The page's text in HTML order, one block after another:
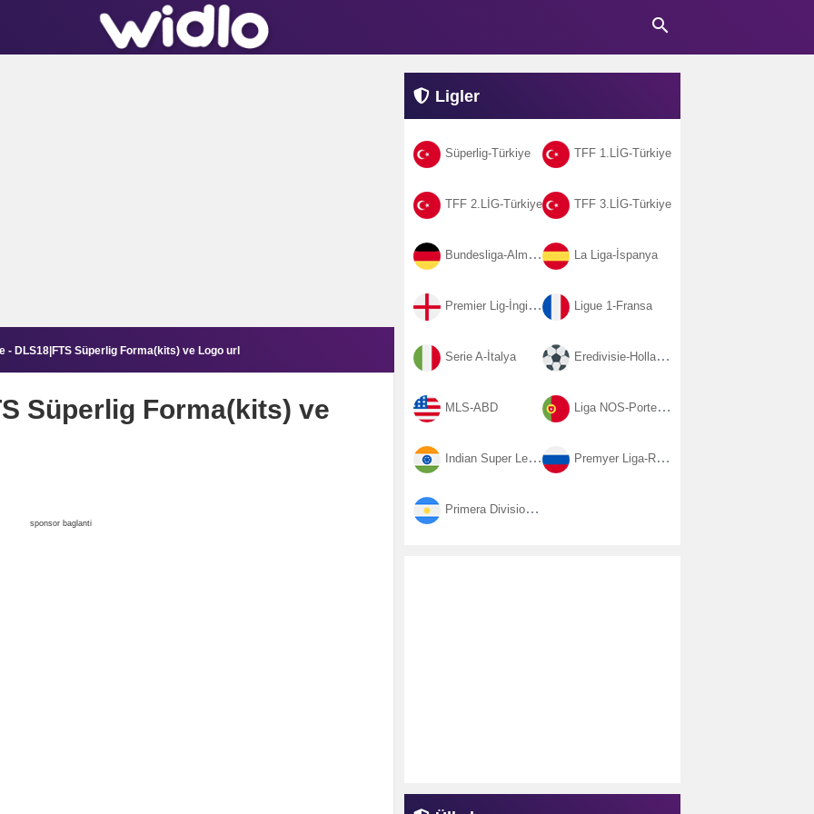
search
- DLS18|FTS Süperlig Forma(kits) ve Logo url
Süperlig Forma(kits) ve
sponsor baglanti
Ligler
Süperlig-Türkiye TFF 1.LİG-Türkiye
TFF 2.LİG-Türkiye TFF 3.LİG-Türkiye
Bundesliga-Almanya La Liga-İspanya
Premier Lig-İngiltere Ligue 1-Fransa
Serie A-İtalya Eredivisie-Hollanda
MLS-ABD Liga NOS-Portekiz
Indian Super League-Hindistan Premyer Liga-Rusya
Primera Division-Arjantin